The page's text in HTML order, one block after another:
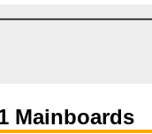
Mainboards